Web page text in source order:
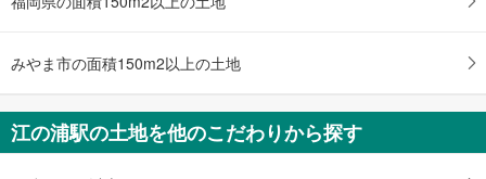
・
件
を
みやま市の面積150m2以上の土地
江の浦駅の土地を他のこだわりから探す